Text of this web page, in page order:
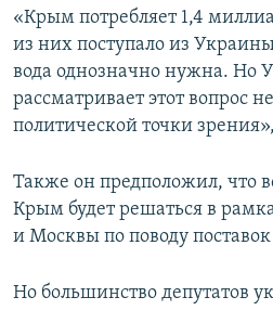
«Крым потребляет 1,4
из них поступало из
вода однозначно нужна. Но
рассматривает этот вопрос
политической точки
Также он предположил, что
Крым будет решаться в
и Москвы по поводу поставок
Но большинство депутатов